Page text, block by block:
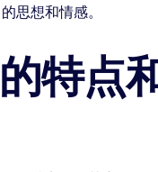
思想和情感。
特点